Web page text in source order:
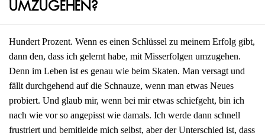
umzugehen?
Hundert Prozent. Wenn es einen Schlüssel zu meinem Erfolg gibt,
dann den, dass ich gelernt habe, mit Misserfolgen umzugehen.
Denn im Leben ist es genau wie beim Skaten. Man versagt und
fällt durchgehend auf die Schnauze, wenn man etwas Neues
probiert. Und glaub mir, wenn bei mir etwas schiefgeht, bin ich
nach wie vor so angepisst wie damals. Ich werde dann schnell
frustriert und bemitleide mich selbst, aber der Unterschied ist, dass